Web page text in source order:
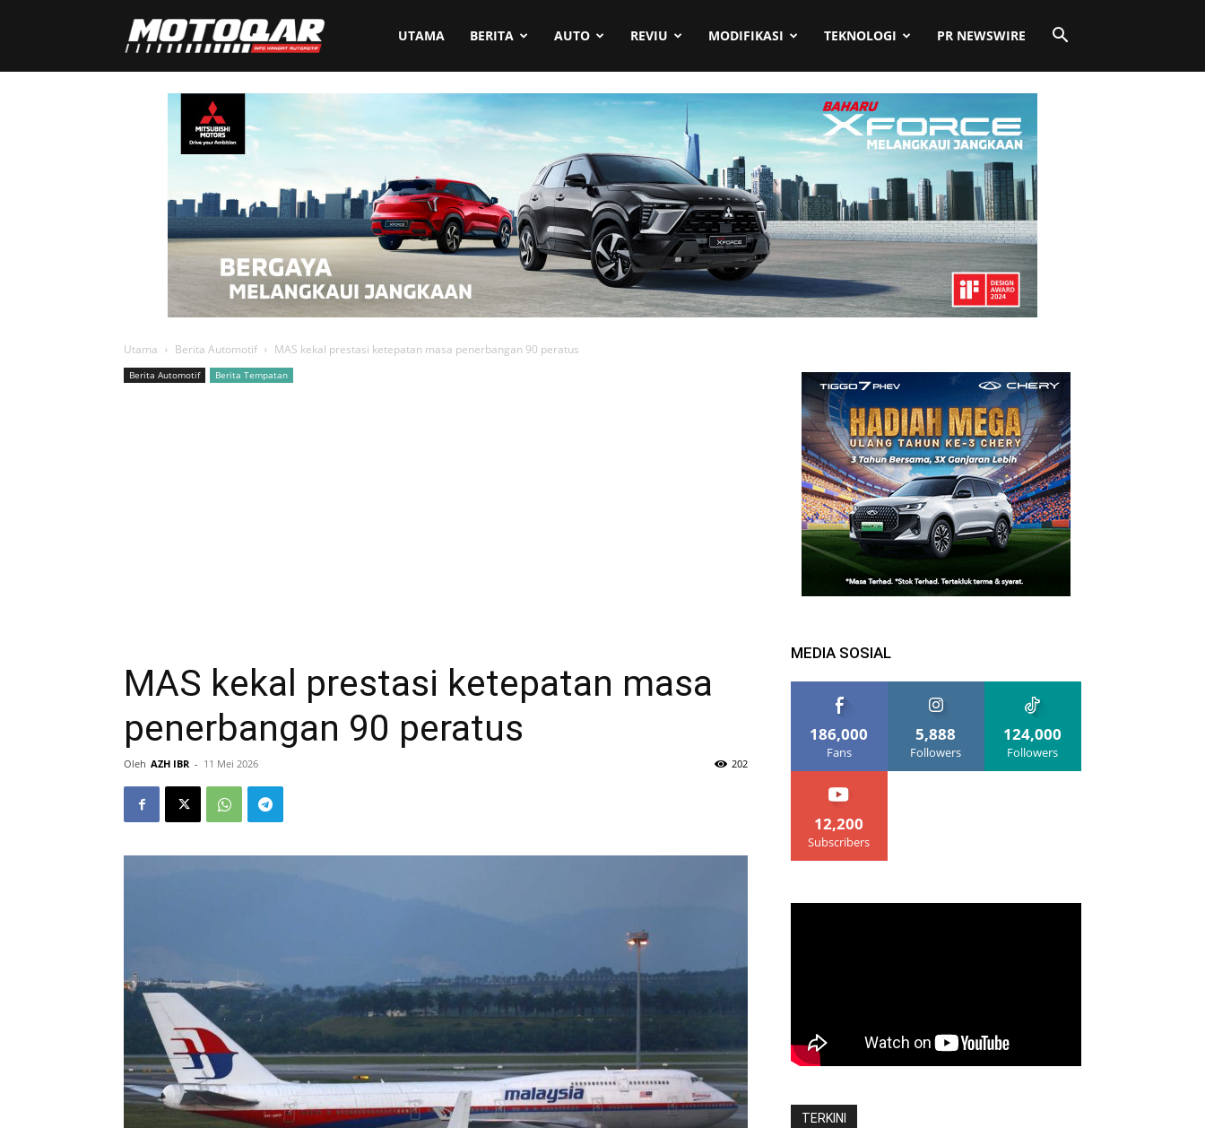
Motoqar UTAMA BERITA AUTO REVIU MODIFIKASI TEKNOLOGI PR NEWSWIRE
Utama Berita Automotif MAS kekal prestasi ketepatan masa penerbangan 90 peratus
Berita Automotif Berita Tempatan
MAS kekal prestasi ketepatan masa
penerbangan 90 peratus
Oleh AZH IBR - 11 Mei 2026 202
MEDIA SOSIAL
186,000
Fans
5,888
Followers
124,000
Followers
12,200
Subscribers
TERKINI